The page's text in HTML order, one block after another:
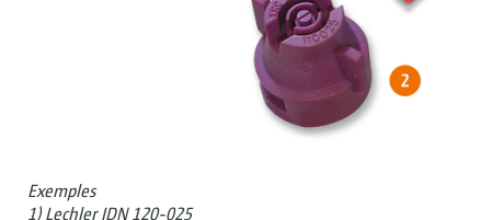
Exemples
1) Lechler IDN 120-025